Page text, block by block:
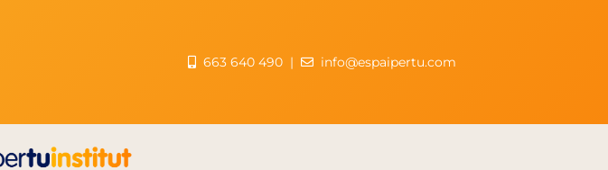
663 640 490| info@espaipertu.com